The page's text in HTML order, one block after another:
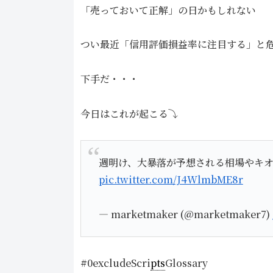
「売っておいて正解」の日かもしれない
つい最近「信用評価損益率に注目する」と
下手だ・・・
今日はこれが起こる⤵
週明け、大暴落が予想される相場やキ
pic.twitter.com/J4WlmbME8r
— marketmaker (@marketmaker7)
#0excludeScriptsGlossary